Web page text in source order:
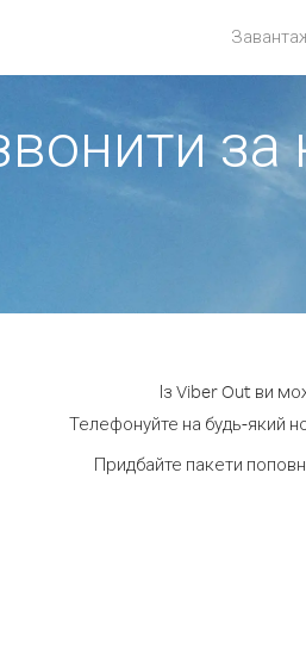
за
Із Viber Out ви
Телефонуйте на будь-який
Придбайте пакети